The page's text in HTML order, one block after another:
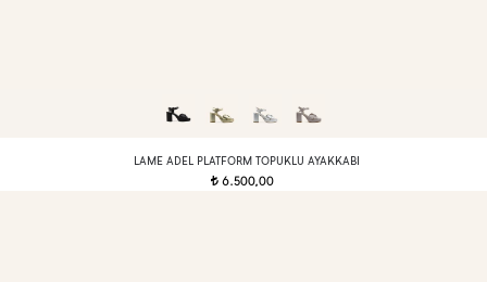
LAME ADEL PLATFORM TOPUKLU AYAKKABI
t 6.500,00